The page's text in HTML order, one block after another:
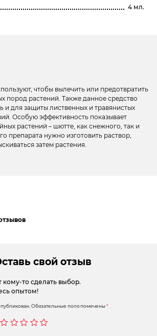
4 мл.
чтобы вылечить или предотвратить
пород растений. Также данное средство
и для защиты лиственных и травянистых
Особую эффективность показывает
растений – шютте, как снежного, так и
препарата нужно изготовить раствор,
затем растения.
свой отзыв
то сделать выбор.
опытом!
Обязательные поля помечены*